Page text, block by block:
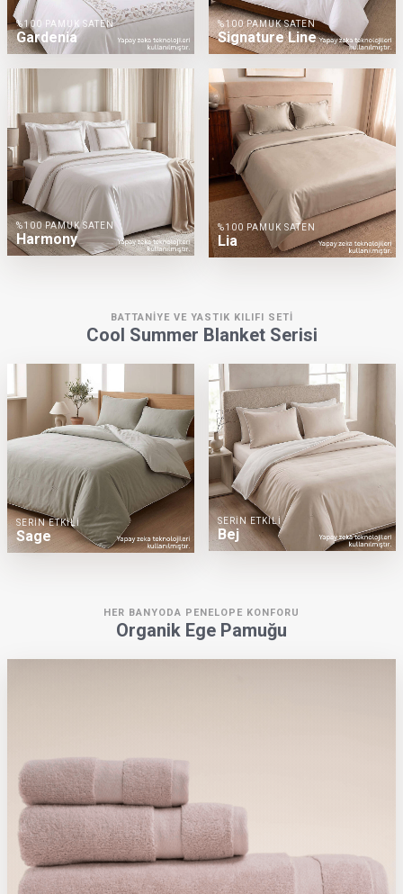
%100 PAMUK SATEN
Gardenia
%100 PAMUK SATEN
Signature Line
%100 PAMUK SATEN
Harmony
%100 PAMUK SATEN
Lia
BATTANIYE VE YASTIK KILIFI SETI
Cool Summer Blanket Serisi
SERİN ETKİLİ
Sage
SERİN ETKİLİ
Bej
HER BANYODA PENELOPE KONFORU
Organik Ege Pamuğu